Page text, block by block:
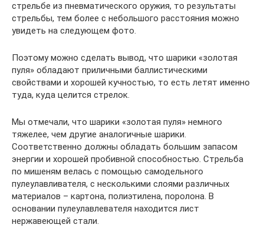
стрельбе из пневматического оружия, то результаты
стрельбы, тем более с небольшого расстояния можно
увидеть на следующем фото.
Поэтому можно сделать вывод, что шарики «золотая
пуля» обладают приличными баллистическими
свойствами и хорошей кучностью, то есть летят именно
туда, куда целится стрелок.
Мы отмечали, что шарики «золотая пуля» немного
тяжелее, чем другие аналогичные шарики.
Соответственно должны обладать большим запасом
энергии и хорошей пробивной способностью. Стрельба
по мишеням велась с помощью самодельного
пулеулавливателя, с несколькими слоями различных
материалов – картона, полиэтилена, поролона. В
основании пулеулавлевателя находится лист
нержавеющей стали.